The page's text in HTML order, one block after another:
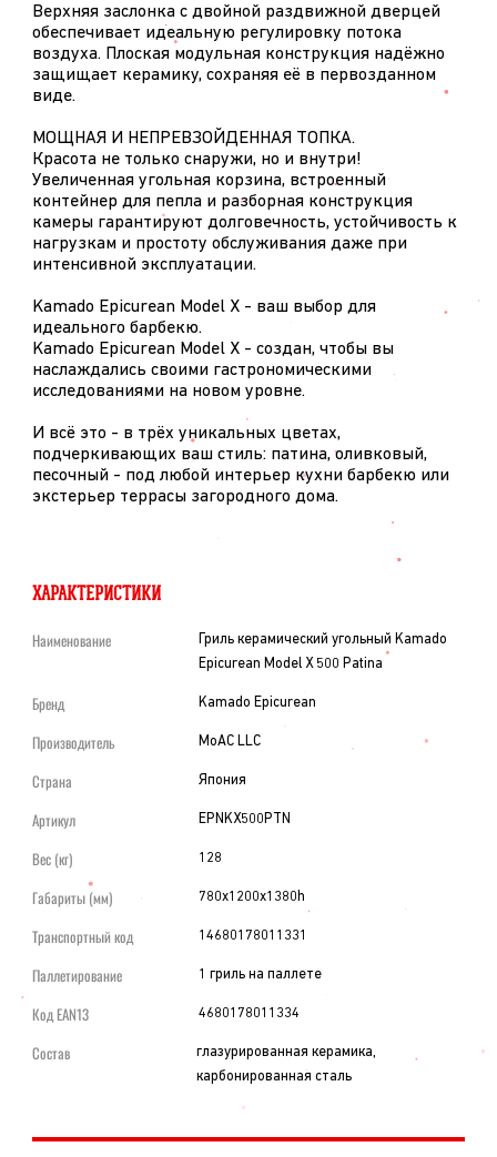
Верхняя заслонка с двойной раздвижной дверцей
обеспечивает идеальную регулировку потока
воздуха. Плоская модульная конструкция надёжно
защищает керамику, сохраняя её в первозданном
виде.
МОЩНАЯ И НЕПРЕВЗОЙДЕННАЯ ТОПКА.
Красота не только снаружи, но и внутри!
Увеличенная угольная корзина, встроенный
контейнер для пепла и разборная конструкция
камеры гарантируют долговечность, устойчивость к
нагрузкам и простоту обслуживания даже при
интенсивной эксплуатации.
Kamado Epicurean Model X - ваш выбор для
идеального барбекю.
Kamado Epicurean Model X - создан, чтобы вы
наслаждались своими гастрономическими
исследованиями на новом уровне.
И всё это - в трёх уникальных цветах,
подчеркивающих ваш стиль: патина, оливковый,
песочный - под любой интерьер кухни барбекю или
экстерьер террасы загородного дома.
ХАРАКТЕРИСТИКИ
Наименование
Гриль керамический угольный Kamado
Epicurean Model X 500 Patina
Бренд Kamado Epicurean
Производитель MoAC LLC
Страна Япония
Артикул EPNKX500PTN
Вес (кг) 128
Габариты (мм) 780x1200x1380h
Транспортный код 14680178011331
Паллетирование 1 гриль на паллете
Код EAN13 4680178011334
Состав
глазурированная керамика,
карбонированная сталь